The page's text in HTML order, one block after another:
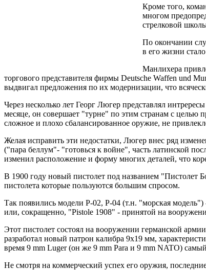
Кроме того,
многом
стрелковой
По окончании
в его жизни
Манлихера
торгового представителя фирмы Deutsche Waffen und
выдвигал предложения по их модернизации, что
Через несколько лет Георг Люгер представлял
месяце, он совершает "турне" по этим странам с целью
сложное и плохо сбалансированное оружие, не
Желая исправить эти недостатки, Люгер внес ряд
("пара беллум"- "готовься к войне", часть латинской
изменил расположение и форму многих деталей, что
В 1900 году новый пистолет под названием
пистолета которые пользуются большим спросом.
Так появились модели Р-02, Р-04 (т.н. "морская
или, сокращенно, "Pistole 1908" - принятой на
Этот пистолет состоял на вооружении германской
разработал новый патрон калибра 9х19 мм,
время 9 mm Luger (он же 9 mm Para и 9 mm NATO)
Не смотря на коммерческий успех его оружия,